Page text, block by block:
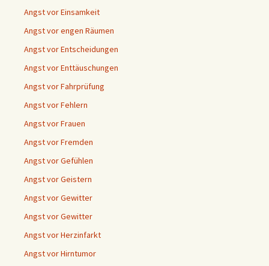
Angst vor Einsamkeit
Angst vor engen Räumen
Angst vor Entscheidungen
Angst vor Enttäuschungen
Angst vor Fahrprüfung
Angst vor Fehlern
Angst vor Frauen
Angst vor Fremden
Angst vor Gefühlen
Angst vor Geistern
Angst vor Gewitter
Angst vor Gewitter
Angst vor Herzinfarkt
Angst vor Hirntumor